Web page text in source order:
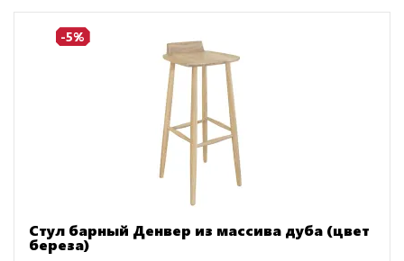
-5%
Стул барный Денвер из массива дуба (цвет
береза)